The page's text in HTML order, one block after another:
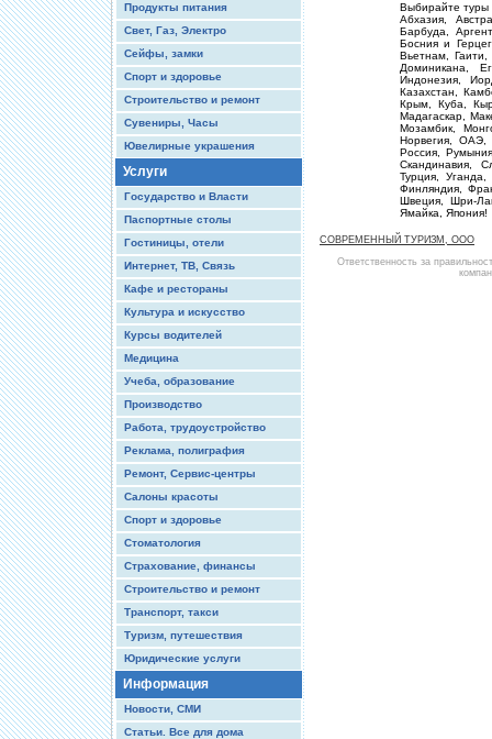
Продукты питания
Свет, Газ, Электро
Сейфы, замки
Спорт и здоровье
Строительство и ремонт
Сувениры, Часы
Ювелирные украшения
Услуги
Государство и Власти
Паспортные столы
Гостиницы, отели
Интернет, ТВ, Связь
Кафе и рестораны
Культура и искусство
Курсы водителей
Медицина
Учеба, образование
Производство
Работа, трудоустройство
Реклама, полиграфия
Ремонт, Сервис-центры
Салоны красоты
Спорт и здоровье
Стоматология
Страхование, финансы
Строительство и ремонт
Транспорт, такси
Туризм, путешествия
Юридические услуги
Информация
Новости, СМИ
Статьи. Все для дома
Выбирайте туры
Абхазия,
Барбуда,
Босния и
Вьетнам, Гаити,
Доминикана,
Индонезия,
Казахстан,
Крым, Куба,
Мадагаскар,
Мозамбик,
Норвегия, ОАЭ,
Россия,
Скандинавия,
Турция,
Финляндия,
Швеция, Шри-
Ямайка, Япония!
СОВРЕМЕННЫЙ ТУРИЗМ, ООО
Ответственность за